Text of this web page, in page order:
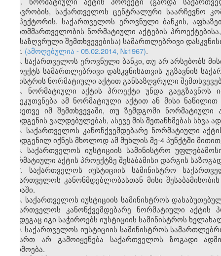
მთავრობის, საქართველოს ცენტრალური საარჩევნო
ინსპექტორის, საქართველოს ეროვნული ბანკის,
თვითმმართველობის ნორმატიული აქტების
განსაზღვრული შემთხვევებისა) სამართლებრივი
2. (ამოღებულია - 05.02.2014, №1967).
3. საქართველოს ეროვნული ბანკი, თუ არ არსებობს
პროექტს სამართლებრივი დასკვნისათვის უგზავნის
მინისტრის ნორმატიული აქტით განსაზღვრული
4. ნორმატიული აქტის პროექტი უნდა
განეკუთვნება ამ ნორმატიული აქტით ან მისი
აგრეთვე იმ შემთხვევაში, თუ ზემდგომი
წარდგენის ვალდებულებას, ასევე მის შეთანხმებას
5. საქართველოს კანონქვემდებარე ნორმატიული
წარდგენილ იქნეს მხოლოდ ამ მუხლის მე-4 პუნქტში
6. საქართველოს იუსტიციის სამინისტრო
ნორმატიული აქტის პროექტზე შესაბამისი დარგის
7. საქართველოს იუსტიციის სამინისტრო
საქართველოს კანონმდებლობასთან მისი
ვადაში.
8. საქართველოს იუსტიციის სამინისტროს
საქართველოს კანონქვემდებარე ნორმატიული
შემდეგაც იგი საჭიროებს იუსტიციის სამინისტროს
9. საქართველოს იუსტიციის სამინისტროს
მიმართ არ გამოიყენება საქართველოს ზოგადი
წარმოება.